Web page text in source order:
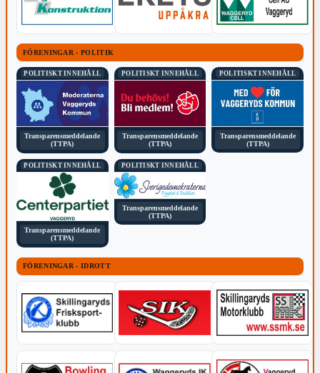
FÖRENINGAR - POLITIK
POLITISKT INNEHÅLL
Transparensmeddelande
(TTPA)
POLITISKT INNEHÅLL
Transparensmeddelande
(TTPA)
POLITISKT INNEHÅLL
Transparensmeddelande
(TTPA)
POLITISKT INNEHÅLL
Transparensmeddelande
(TTPA)
POLITISKT INNEHÅLL
Transparensmeddelande
(TTPA)
FÖRENINGAR - IDROTT